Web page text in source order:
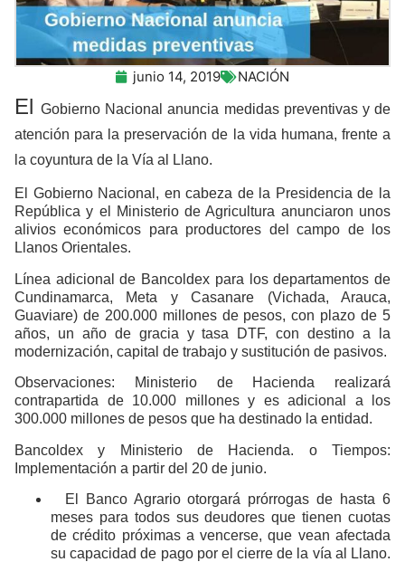
junio 14, 2019 NACIÓN
ElGobierno Nacional anuncia medidas preventivas y de
atención para la preservación de la vida humana, frente a
la coyuntura de la Vía al Llano.
El Gobierno Nacional, en cabeza de la Presidencia de la
República y el Ministerio de Agricultura anunciaron unos
alivios económicos para productores del campo de los
Llanos Orientales.
Línea adicional de Bancoldex para los departamentos de
Cundinamarca, Meta y Casanare (Vichada, Arauca,
Guaviare) de 200.000 millones de pesos, con plazo de 5
años, un año de gracia y tasa DTF, con destino a la
modernización, capital de trabajo y sustitución de pasivos.
Observaciones: Ministerio de Hacienda realizará
contrapartida de 10.000 millones y es adicional a los
300.000 millones de pesos que ha destinado la entidad.
Bancoldex y Ministerio de Hacienda. o Tiempos:
Implementación a partir del 20 de junio.
El Banco Agrario otorgará prórrogas de hasta 6
meses para todos sus deudores que tienen cuotas
de crédito próximas a vencerse, que vean afectada
su capacidad de pago por el cierre de la vía al Llano.